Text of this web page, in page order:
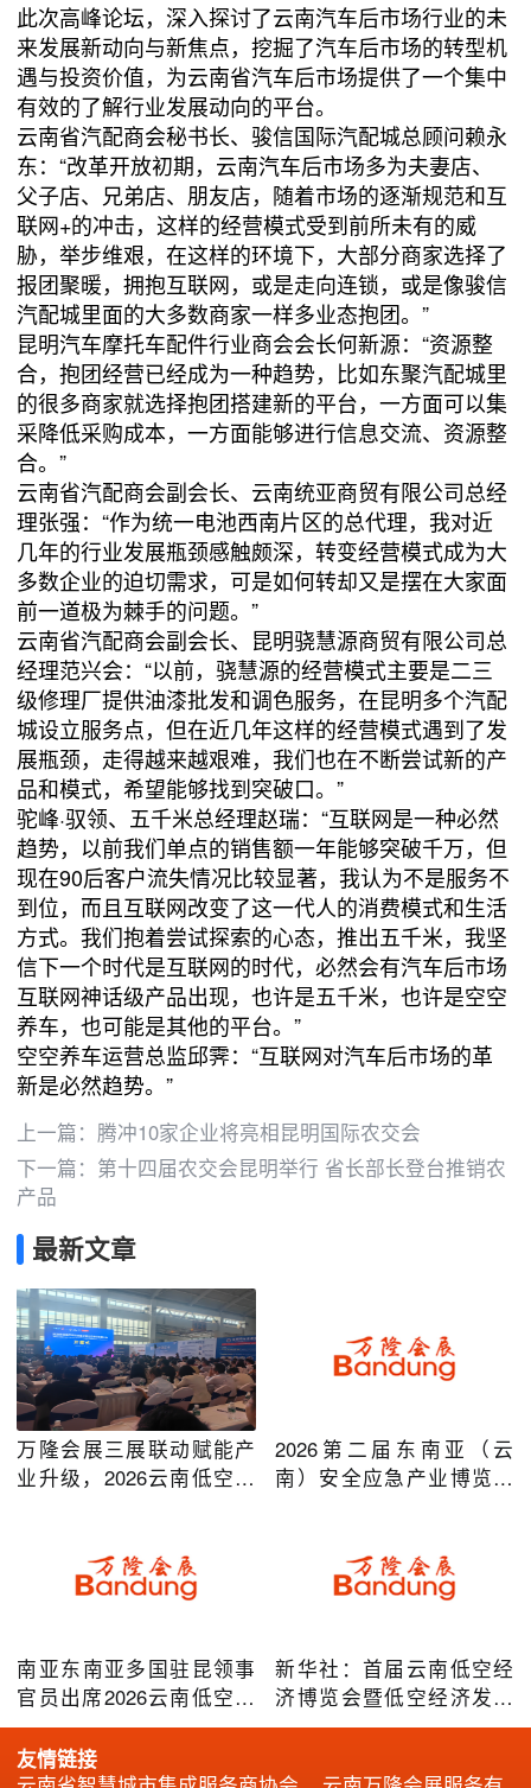
此次高峰论坛，深入探讨了云南汽车后市场行业的未
来发展新动向与新焦点，挖掘了汽车后市场的转型机
遇与投资价值，为云南省汽车后市场提供了一个集中
有效的了解行业发展动向的平台。
云南省汽配商会秘书长、骏信国际汽配城总顾问赖永
东：“改革开放初期，云南汽车后市场多为夫妻店、
父子店、兄弟店、朋友店，随着市场的逐渐规范和互
联网+的冲击，这样的经营模式受到前所未有的威
胁，举步维艰，在这样的环境下，大部分商家选择了
报团聚暖，拥抱互联网，或是走向连锁，或是像骏信
汽配城里面的大多数商家一样多业态抱团。”
昆明汽车摩托车配件行业商会会长何新源：“资源整
合，抱团经营已经成为一种趋势，比如东聚汽配城里
的很多商家就选择抱团搭建新的平台，一方面可以集
采降低采购成本，一方面能够进行信息交流、资源整
合。”
云南省汽配商会副会长、云南统亚商贸有限公司总经
理张强：“作为统一电池西南片区的总代理，我对近
几年的行业发展瓶颈感触颇深，转变经营模式成为大
多数企业的迫切需求，可是如何转却又是摆在大家面
前一道极为棘手的问题。”
云南省汽配商会副会长、昆明骁慧源商贸有限公司总
经理范兴会：“以前，骁慧源的经营模式主要是二三
级修理厂提供油漆批发和调色服务，在昆明多个汽配
城设立服务点，但在近几年这样的经营模式遇到了发
展瓶颈，走得越来越艰难，我们也在不断尝试新的产
品和模式，希望能够找到突破口。”
驼峰·驭领、五千米总经理赵瑞：“互联网是一种必然
趋势，以前我们单点的销售额一年能够突破千万，但
现在90后客户流失情况比较显著，我认为不是服务不
到位，而且互联网改变了这一代人的消费模式和生活
方式。我们抱着尝试探索的心态，推出五千米，我坚
信下一个时代是互联网的时代，必然会有汽车后市场
互联网神话级产品出现，也许是五千米，也许是空空
养车，也可能是其他的平台。”
空空养车运营总监邱霁：“互联网对汽车后市场的革
新是必然趋势。”
上一篇： 腾冲10家企业将亮相昆明国际农交会
下一篇： 第十四届农交会昆明举行 省长部长登台推销农
产品
最新文章
万隆会展三展联动赋能产
业升级，2026云南低空经
2026第二届东南亚（云
南）安全应急产业博览会
南亚东南亚多国驻昆领事
官员出席2026云南低空经
济博览会，共谋跨境无人
机产业合作
新华社：首届云南低空经
济博览会暨低空经济发展
大会成效凸显
友情链接